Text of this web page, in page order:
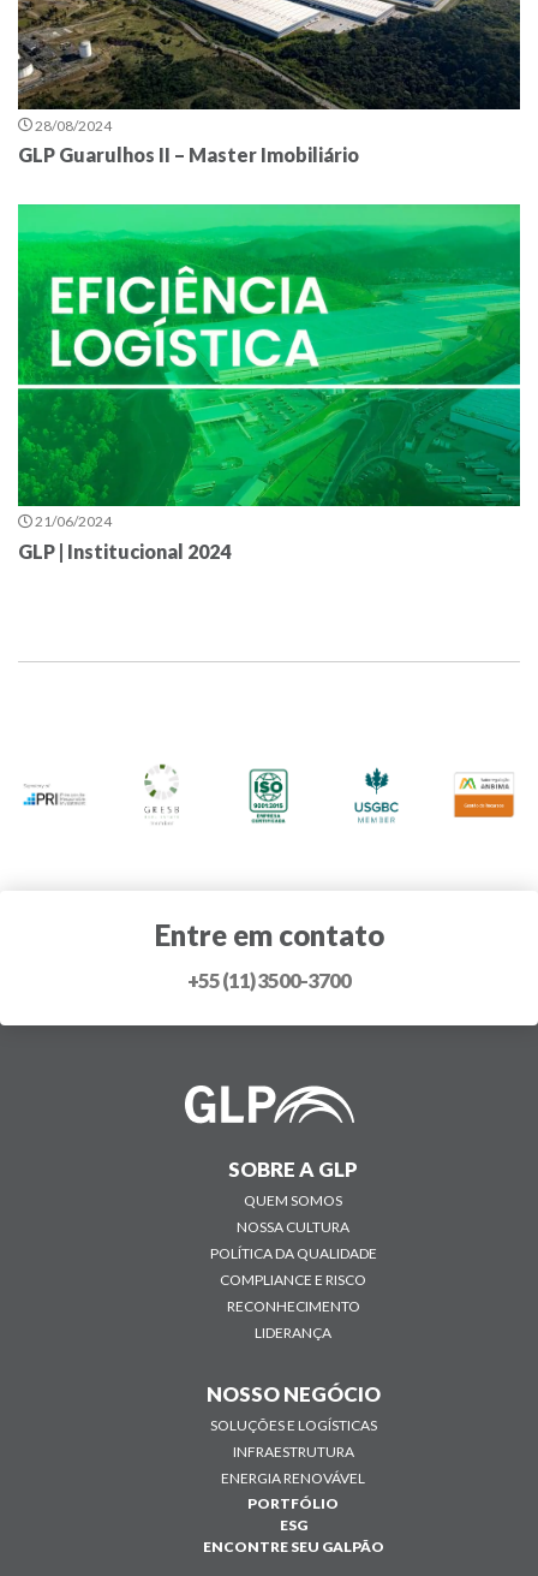
28/08/2024
GLP Guarulhos II – Master Imobiliário
21/06/2024
GLP | Institucional 2024
Entre em contato
+55 (11) 3500-3700
SOBRE A GLP
QUEM SOMOS
NOSSA CULTURA
POLÍTICA DA QUALIDADE
COMPLIANCE E RISCO
RECONHECIMENTO
LIDERANÇA
NOSSO NEGÓCIO
SOLUÇÕES E LOGÍSTICAS
INFRAESTRUTURA
ENERGIA RENOVÁVEL
PORTFÓLIO
ESG
ENCONTRE SEU GALPÃO